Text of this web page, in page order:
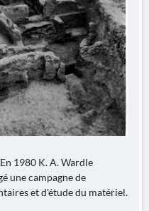
1980 K. A. Wardle
une campagne de
et d'étude du matériel.